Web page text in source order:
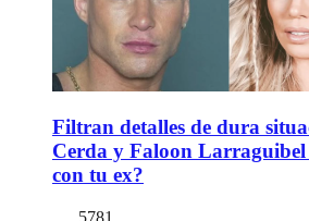
Filtran detalles de dura
Cerda y Faloon Larraguibel
con tu ex?
5781